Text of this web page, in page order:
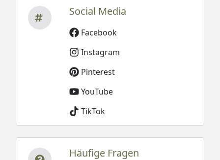
Social Media
Facebook
Instagram
Pinterest
YouTube
TikTok
Häufige Fragen